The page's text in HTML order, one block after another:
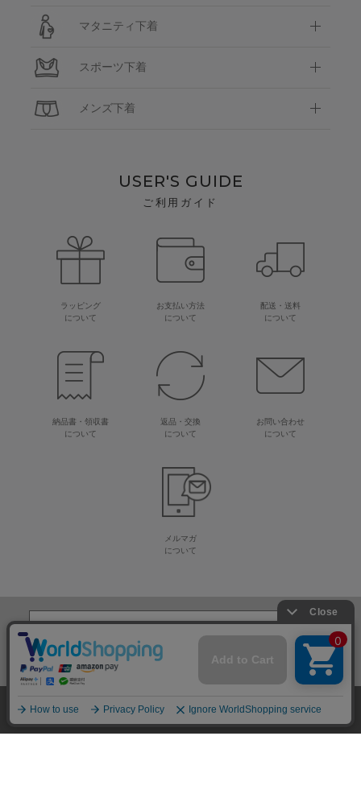
マタニティ下着
スポーツ下着
メンズ下着
USER'S GUIDE
ご利用ガイド
ラッピング
について
お支払い方法
について
配送・送料
について
納品書・領収書
について
返品・交換
について
お問い合わせ
について
メルマガ
について
生地・毛糸・手芸材料の専門店
株式会社オカダヤ 会社概要 採用情報